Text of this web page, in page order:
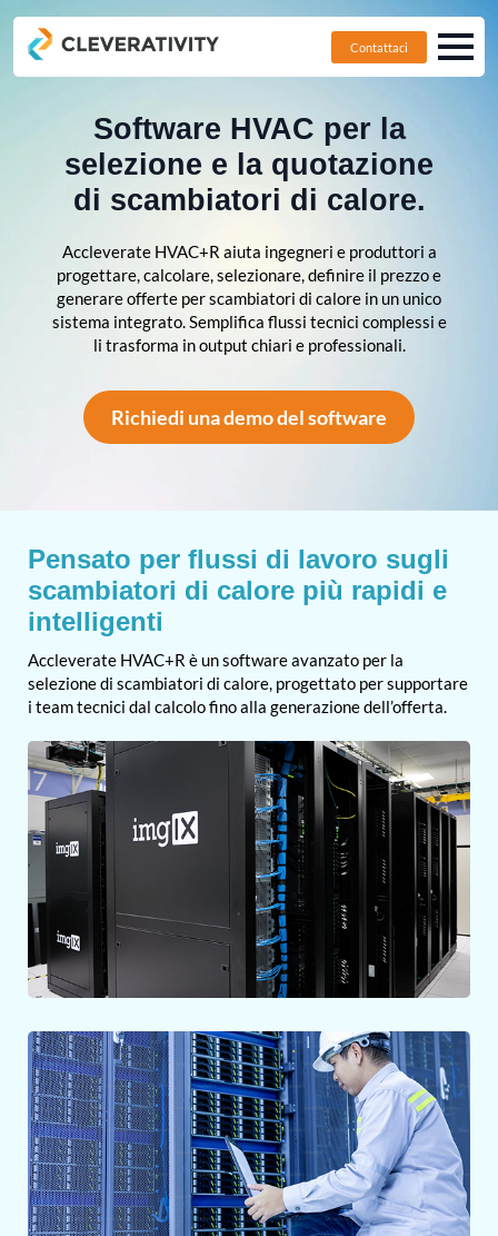
Contattaci
Software HVAC per la
selezione e la quotazione
di scambiatori di calore.
Accleverate HVAC+R aiuta ingegneri e produttori a
progettare, calcolare, selezionare, definire il prezzo e
generare offerte per scambiatori di calore in un unico
sistema integrato. Semplifica flussi tecnici complessi e
li trasforma in output chiari e professionali.
Richiedi una demo del software
Pensato per flussi di lavoro sugli
scambiatori di calore più rapidi e
intelligenti
Accleverate HVAC+R è un software avanzato per la
selezione di scambiatori di calore, progettato per supportare
i team tecnici dal calcolo fino alla generazione dell’offerta.